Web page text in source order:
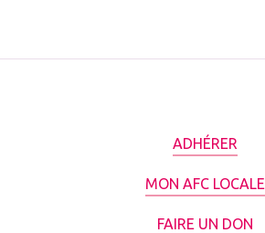
ADHÉRER
MON AFC LOCALE
FAIRE UN DON